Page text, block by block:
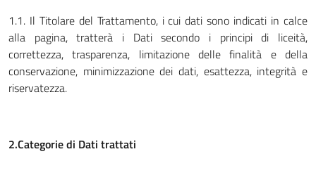
1.1. Il Titolare del Trattamento, i cui dati sono indicati in calce
alla pagina, tratterà i Dati secondo i principi di liceità,
correttezza, trasparenza, limitazione delle finalità e della
conservazione, minimizzazione dei dati, esattezza, integrità e
riservatezza.
2.Categorie di Dati trattati